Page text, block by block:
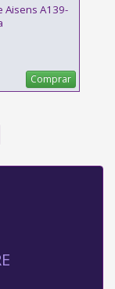
Aisens A139-
Comprar